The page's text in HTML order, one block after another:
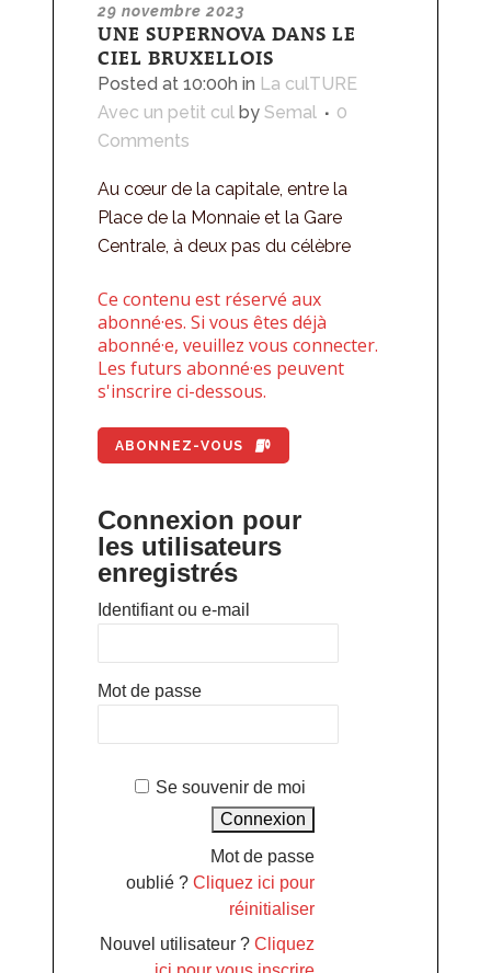
29 novembre 2023
UNE SUPERNOVA DANS LE
CIEL BRUXELLOIS
Posted at 10:00h in La culTURE
Avec un petit cul by Semal
0
Comments
Au cœur de la capitale, entre la
Place de la Monnaie et la Gare
Centrale, à deux pas du célèbre
Ce contenu est réservé aux
abonné·es. Si vous êtes déjà
abonné·e, veuillez vous connecter.
Les futurs abonné·es peuvent
s'inscrire ci-dessous.
ABONNEZ-VOUS
Connexion pour
les utilisateurs
enregistrés
Identifiant ou e-mail
Mot de passe
Se souvenir de moi
Mot de passe
oublié ?Cliquez ici pour
réinitialiser
Nouvel utilisateur ?Cliquez